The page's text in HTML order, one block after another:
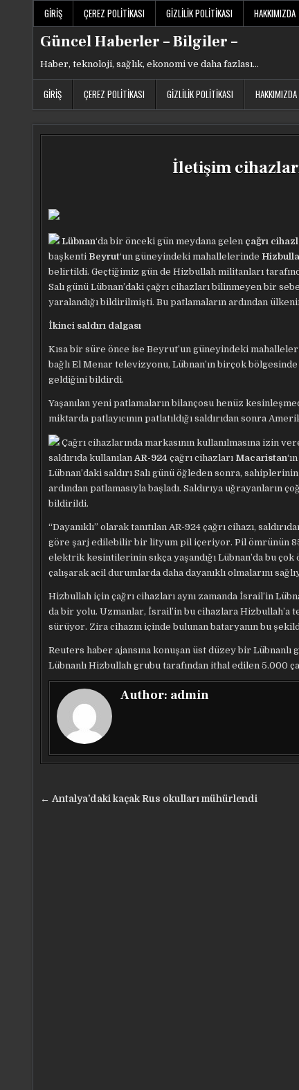
GIRIŞ ÇEREZ POLITIKASI GIZLILIK POLITIKASI HAKKIMIZDA
Güncel Haberler – Bilgiler –
Haber, teknoloji, sağlık, ekonomi ve daha fazlası…
GIRIŞ ÇEREZ POLITIKASI GIZLILIK POLITIKASI HAKKIMIZDA
İletişim
Lübnan‘da bir önceki gün meydana gelen çağrı
başkenti Beyrut‘un güneyindeki mahallelerinde
belirtildi. Geçtiğimiz gün de Hizbullah militanları
Salı günü Lübnan’daki çağrı cihazları bilinmeyen bir
yaralandığı bildirilmişti. Bu patlamaların ardından
İkinci saldırı dalgası
Kısa bir süre önce ise Beyrut’un güneyindeki
bağlı El Menar televizyonu, Lübnan’ın birçok
geldiğini bildirdi.
Yaşanılan yeni patlamaların bilançosu henüz
miktarda patlayıcının patlatıldığı saldırıdan sonra
Çağrı cihazlarında markasının kullanılmasına izin
saldırıda kullanılanAR-924 çağrı cihazları Macaristan
Lübnan’daki saldırı Salı günü öğleden sonra,
ardından patlamasıyla başladı. Saldırıya uğrayanların
bildirildi.
“Dayanıklı” olarak tanıtılan AR-924 çağrı cihazı,
göre şarj edilebilir bir lityum pil içeriyor. Pil ömrünün 85
elektrik kesintilerinin sıkça yaşandığı Lübnan’da bu
çalışarak acil durumlarda daha dayanıklı olmalarını
Hizbullah için çağrı cihazları aynı zamanda İsrail’in
da bir yolu. Uzmanlar, İsrail’in bu cihazlara Hizbullah’a
sürüyor. Zira cihazın içinde bulunan bataryanın bu
Reuters haber ajansına konuşan üst düzey bir
Lübnanlı Hizbullah grubu tarafından ithal edilen 5.000
Author: admin
Yazı
← Antalya’daki kaçak Rus okulları mühürlendi